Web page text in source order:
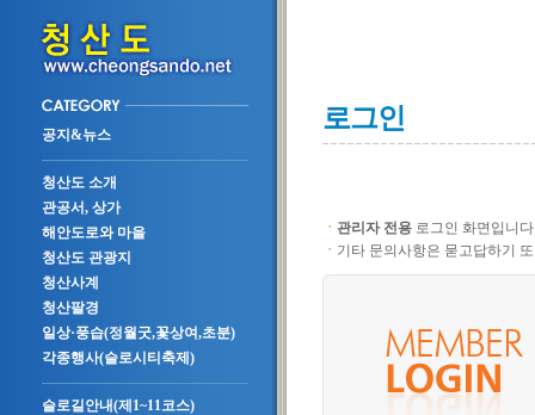
공지&뉴스
청산도 소개
관공서, 상가
해안도로와 마을
청산도 관광지
청산사계
청산팔경
일상·풍습(정월굿,꽃상여,초분)
각종행사(슬로시티축제)
슬로길안내(제1~11코스)
로그인
ㆍ 관리자 전용 로그인 화면입니
ㆍ 기타 문의사항은 묻고답하기